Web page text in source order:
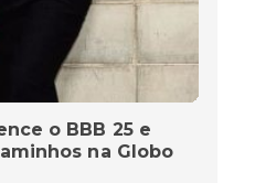
o BBB 25 e
na Globo